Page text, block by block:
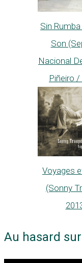
Sin
Son
Nacional
Piñeiro /
Voyages
(Sonny
Au hasard